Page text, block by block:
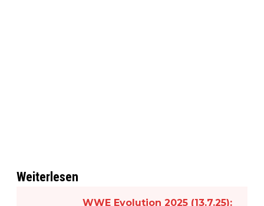
Weiterlesen
WWE Evolution 2025 (13.7.25):